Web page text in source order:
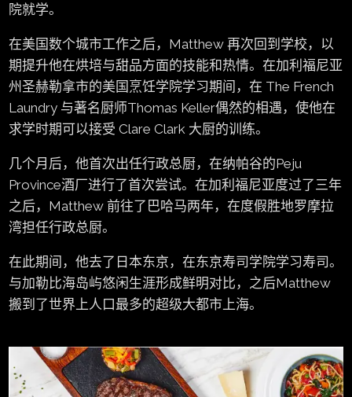
院就学。
在美国数个城市工作之后，Matthew 再次回到学校，以
期提升他在烘培与甜品方面的技能和热情。在加利福尼亚
州圣赫勒拿市的美国烹饪学院学习期间，在 The French
Laundry 与著名厨师Thomas Keller偶然的相遇，使他在
求学时期可以接受 Clare Clark 大厨的训练。
几个月后，他首次出任行政总厨，在纳帕谷的Peju
Province酒厂进行了首次尝试。在加利福尼亚度过了三年
之后，Matthew 前往了巴哈马两年，在度假胜地罗摩拉
湾担任行政总厨。
在此期间，他去了日本东京，在东京寿司学院学习寿司。
与加勒比海岛屿悠闲生涯形成鲜明对比，之后Matthew
搬到了世界上人口最多的超级大都市上海。